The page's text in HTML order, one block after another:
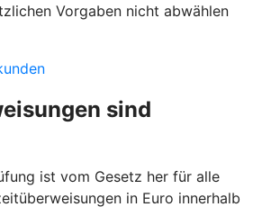
Vorgaben nicht abwählen
sind
ist vom Gesetz her für alle
in Euro innerhalb